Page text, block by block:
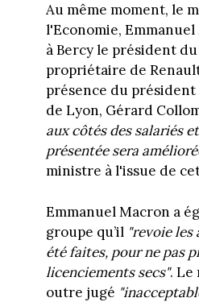
Au même moment, le
l'Economie,
à Bercy le président
propriétaire de
présence du
de Lyon, Gérard
aux côtés des salariés
présentée sera
ministre à l'issue de
Emmanuel Macron a
groupe qu’il "revoie les
été faites, pour ne pas
licenciements secs". Le
outre jugé